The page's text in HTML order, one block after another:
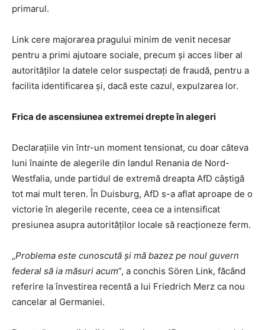
primarul.
Link cere majorarea pragului minim de venit necesar
pentru a primi ajutoare sociale, precum și acces liber al
autorităților la datele celor suspectați de fraudă, pentru a
facilita identificarea și, dacă este cazul, expulzarea lor.
Frica de ascensiunea extremei drepte în alegeri
Declarațiile vin într-un moment tensionat, cu doar câteva
luni înainte de alegerile din landul Renania de Nord-
Westfalia, unde partidul de extremă dreapta AfD câștigă
tot mai mult teren. În Duisburg, AfD s-a aflat aproape de o
victorie în alegerile recente, ceea ce a intensificat
presiunea asupra autorităților locale să reacționeze ferm.
„Problema este cunoscută și mă bazez pe noul guvern
federal să ia măsuri acum”, a conchis Sören Link, făcând
referire la învestirea recentă a lui Friedrich Merz ca nou
cancelar al Germaniei.